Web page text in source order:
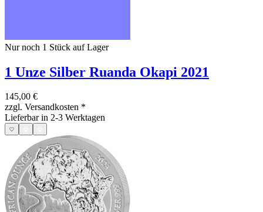
Nur noch 1 Stück auf Lager
1 Unze Silber Ruanda Okapi 2021
145,00 €
zzgl. Versandkosten *
Lieferbar in 2-3 Werktagen